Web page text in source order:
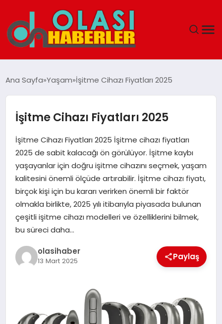
SPOR
DÜNYA
SAĞLIK
TEKNOLOJI
YAŞAM
Ana Sayfa Yaşam İşitme Cihazı Fiyatları 2025
İşitme Cihazı Fiyatları 2025
İşitme Cihazı Fiyatları 2025 İşitme cihazı fiyatları
2025 de sabit kalacağı ön görülüyor. İşitme kaybı
yaşayanlar için doğru işitme cihazını seçmek, yaşam
kalitesini önemli ölçüde artırabilir. İşitme cihazı fiyatı,
birçok kişi için bu kararı verirken önemli bir faktör
olmakla birlikte, 2025 yılı itibarıyla piyasada bulunan
çeşitli işitme cihazı modelleri ve özelliklerini bilmek,
bu süreci daha…
olasihaber
13 Mart 2025 Paylaş